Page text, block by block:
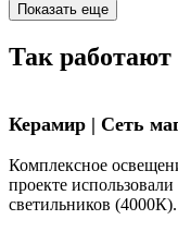
Показать еще
Так
Керамир | Сеть
Комплексное
проекте
светильников (4000К).